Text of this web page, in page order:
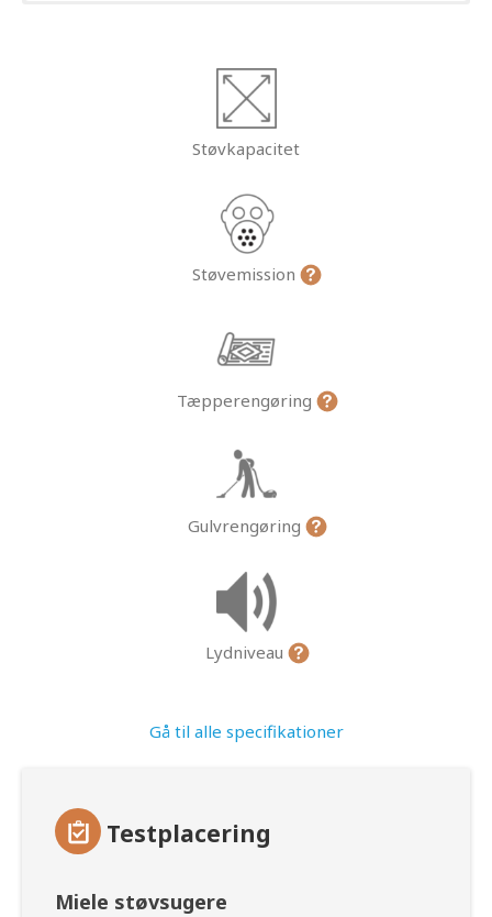
Støvkapacitet
Støvemission
Tæpperengøring
Gulvrengøring
Lydniveau
Gå til alle specifikationer
Testplacering
Miele støvsugere